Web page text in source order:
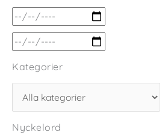
Kategorier
Nyckelord